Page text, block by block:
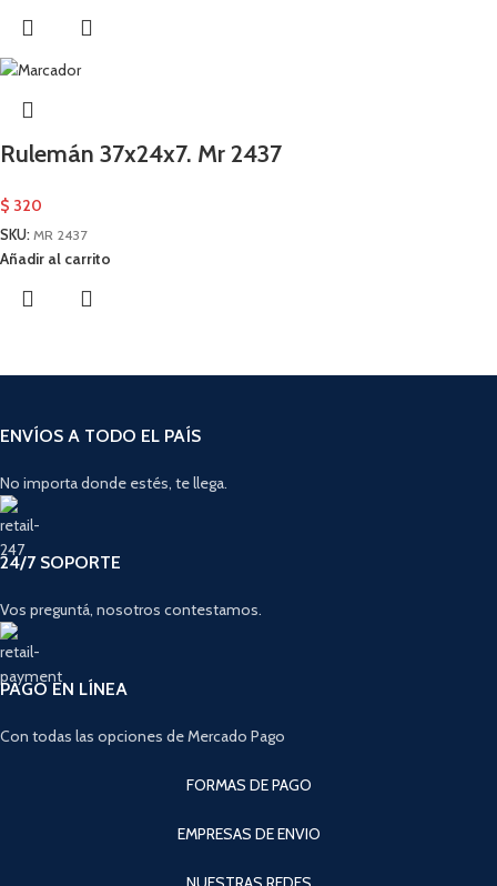
Rulemán 37x24x7. Mr 2437
$ 320
SKU: MR 2437
Añadir al carrito
ENVÍOS A TODO EL PAÍS
No importa donde estés, te llega.
24/7 SOPORTE
Vos preguntá, nosotros contestamos.
PAGO EN LÍNEA
Con todas las opciones de Mercado Pago
FORMAS DE PAGO
EMPRESAS DE ENVIO